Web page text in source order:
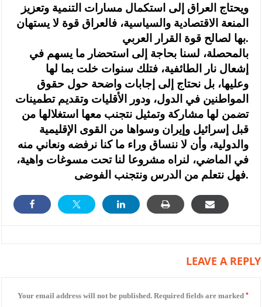
ويحتاج العراق إلى استكمال مسارات التنمية وتعزيز
المنعة الاقتصادية والسياسية، فالعراق قوة لا يستهان
بها لصالح قوة القرار العربي.
بالمحصلة، لسنا بحاجة إلى استحضار ما يسهم في
إشعال نار الطائفية، فتلك سنوات خلت بما لها
وعليها، بل نحتاج إلى إجابات واضحة حول حقوق
المواطنين في الدول، ودور الأقليات وتقديم تطمينات
تضمن لها مشاركة وتمثيل نتجنب معها استغلالها من
قبل إسرائيل وإيران وسواها من القوى الإقليمية
والدولية، وأن لا ننساق وراء ما كنا نرفضه ونعاني منه
في الماضي، لنراه مشروعا لنا تحت مسوغات واهية،
فهل نتعلم من الدرس ونتجنب الفوضى.
LEAVE A REPLY
Your email address will not be published. Required fields are marked *